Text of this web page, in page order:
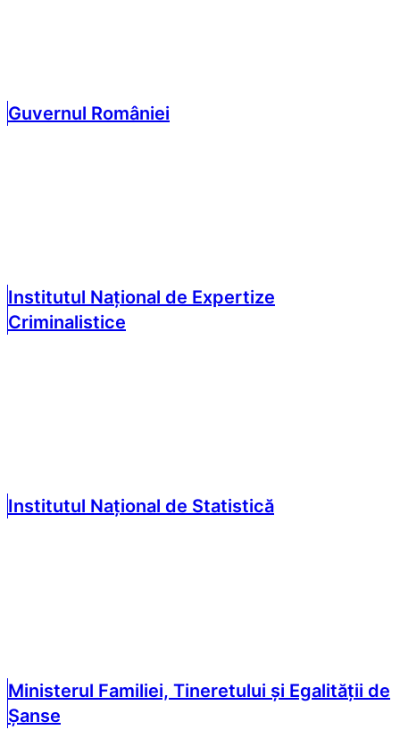
Guvernul României
Institutul Național de Expertize
Criminalistice
Institutul Național de Statistică
Ministerul Familiei, Tineretului și Egalității de
Șanse